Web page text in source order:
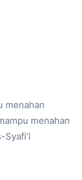
menahan
menahan
Syafi’i